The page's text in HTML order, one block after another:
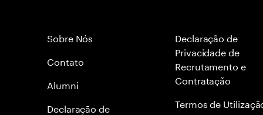
Sobre Nós
Contato
Alumni
Declaraçāo de
Declaração de
Privacidade de
Recrutamento e
Contratação
Termos de